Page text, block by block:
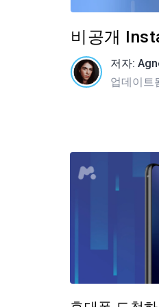
비공개
저자:
업데이트